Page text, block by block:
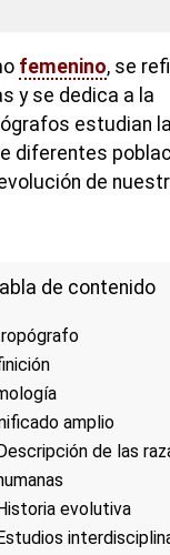
femenino, se
y se dedica a la
estudian la
diferentes
de
de contenido
amplio
Descripción de las
Historia evolutiva
Estudios